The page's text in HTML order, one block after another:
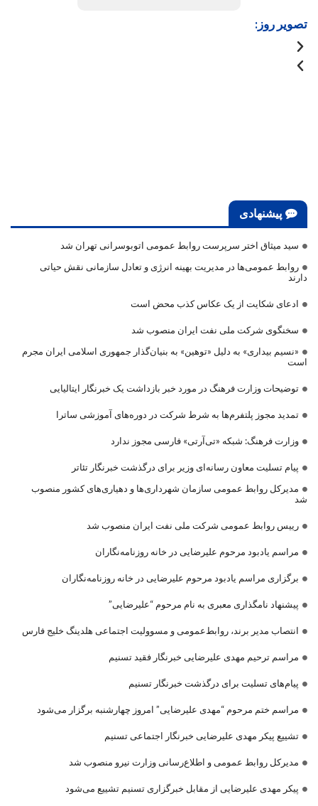
تصویر روز:
پیشنهادی
سید میثاق اختر سرپرست روابط عمومی اتوبوسرانی تهران شد
روابط عمومی‌ها در مدیریت بهینه انرژی و تعادل سازمانی نقش حیاتی
دارند
ادعای شکایت از یک عکاس کذب محض است
سخنگوی شرکت ملی نفت ایران منصوب شد
«نسیم بیداری» به دلیل «توهین» به بنیان‌گذار جمهوری اسلامی ایران مجرم
است
توضیحات وزارت فرهنگ در مورد خبر بازداشت یک خبرنگار ایتالیایی
تمدید مجوز پلتفرم‌ها به شرط شرکت در دوره‌های آموزشی ساترا
وزارت فرهنگ: شبکه «تی‌آرتی» فارسی مجوز ندارد
پیام تسلیت معاون رسانه‌ای وزیر برای درگذشت خبرنگار تئاتر
مدیرکل روابط عمومی سازمان شهرداری‌ها و دهیاری‌های کشور منصوب
شد
رییس روابط عمومی شرکت ملی نفت ایران منصوب شد
مراسم یادبود مرحوم علیرضایی در خانه روزنامه‌نگاران
برگزاری مراسم یادبود مرحوم علیرضایی در خانه روزنامه‌نگاران
پیشنهاد نامگذاری معبری به نام مرحوم “علیرضایی”
انتصاب مدیر برند، روابط‌عمومی و مسوولیت اجتماعی هلدینگ خلیج فارس
مراسم ترحیم مهدی علیرضایی خبرنگار فقید تسنیم
پیام‌های تسلیت برای درگذشت خبرنگار تسنیم
مراسم ختم مرحوم “مهدی علیرضایی” امروز چهارشنبه برگزار می‌شود
تشییع پیکر مهدی علیرضایی خبرنگار اجتماعی تسنیم
مدیرکل روابط عمومی و اطلاع‌رسانی وزارت نیرو منصوب شد
پیکر مهدی علیرضایی از مقابل خبرگزاری تسنیم تشییع می‌شود